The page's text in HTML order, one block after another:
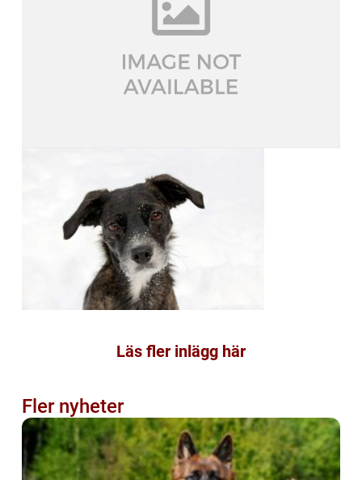
Läs fler inlägg här
Fler nyheter